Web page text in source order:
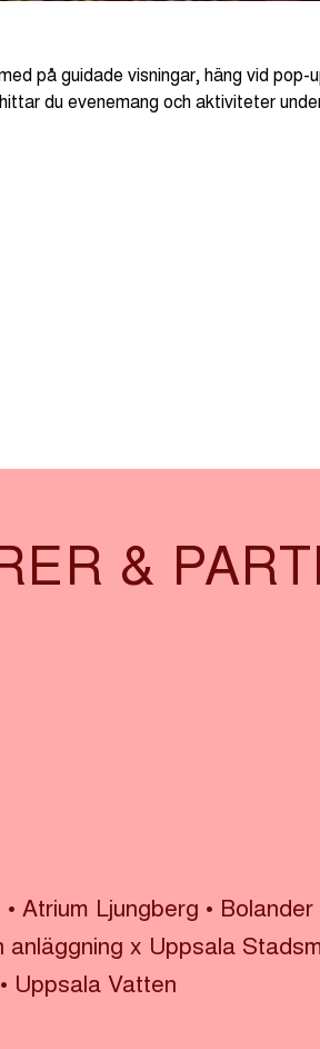
på guidade visningar, häng vid
du evenemang och aktiviteter
&
• Atrium Ljungberg •
x Uppsala
• Uppsala Vatten